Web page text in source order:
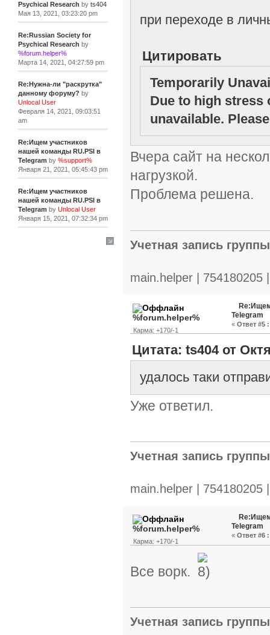
Psychical Research by ts404
Мая 13, 2021, 03:23:20 pm
Re:Russian Society for
Psychical Research by
%forum.helper%
Марта 14, 2021, 04:27:59 pm
Re:Нужна-ли "раскрутка"
данному форуму? by
Unlocal User
Февраля 14, 2021, 09:03:51
am
Re:Ищем участников
нашей команды RU.PSI в
Telegram by %support%
Января 21, 2021, 05:45:43 pm
Re:Ищем участников
нашей команды RU.PSI в
Telegram by Unlocal User
Января 15, 2021, 07:32:34 pm
при переходе в
Цитировать
Temporarily
Due to high stress
unavailable.
Вчера сайт на
нагрузкой.
Проблема решена.
Учетная запись
main.helper |
%forum.helper%
Карма: +170/-1
Telegram
« Ответ #5 :
Цитата: ts404 от
удалось таки
Уже ответил.
Учетная запись
main.helper |
%forum.helper%
Карма: +170/-1
Telegram
« Ответ #6 :
Все ворк.
Учетная запись